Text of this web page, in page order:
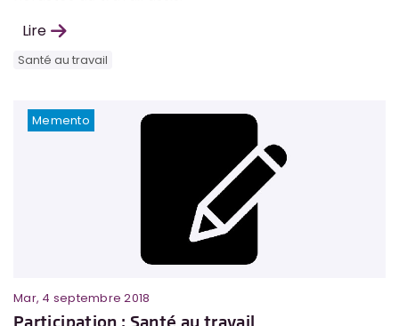
Lire
Santé au travail
Memento
Mar, 4 septembre 2018
Participation : Santé au travail